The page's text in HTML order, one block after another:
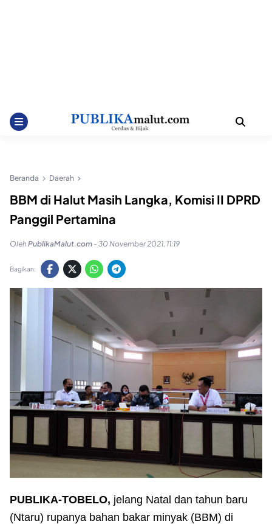
Beranda Daerah
BBM di Halut Masih Langka, Komisi II DPRD
Panggil Pertamina
OlehPublikaMalut.com - 30 November 2021, 11:19
Bagikan:
PUBLIKA-TOBELO, jelang Natal dan tahun baru
(Ntaru) rupanya bahan bakar minyak (BBM) di